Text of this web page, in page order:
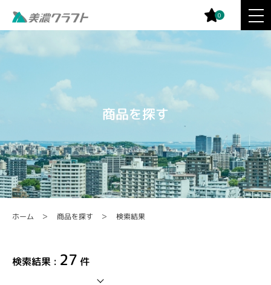
0
商品を探す
ホーム 商品を探す 検索結果
検索結果 : 27 件